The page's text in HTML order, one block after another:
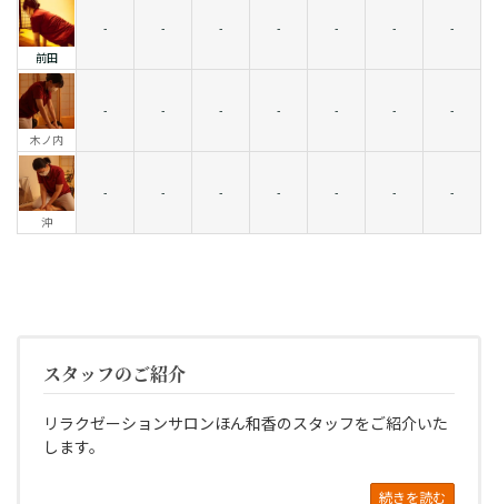
前田
- - - - - - -
木ノ内
- - - - - - -
沖
- - - - - - -
スタッフのご紹介
リラクゼーションサロンほん和香のスタッフをご紹介いた
します。
続きを読む